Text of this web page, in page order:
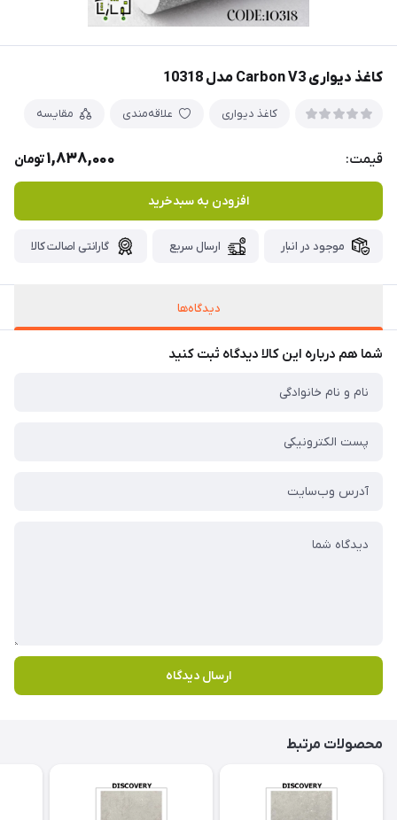
کاغذ دیواری Carbon V3 مدل 10318
کاغذ دیواری علاقه‌مندی مقایسه
قیمت: 1,838,000تومان
افزودن به سبدخرید
موجود در انبار ارسال سریع گارانتی اصالت کالا
دیدگاه‌ها
شما هم درباره این کالا دیدگاه ثبت کنید
ارسال دیدگاه
محصولات مرتبط